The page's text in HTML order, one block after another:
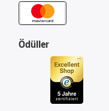
Ödüller